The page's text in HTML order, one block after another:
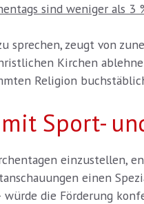
sind weniger als 3
sprechen, zeugt von
Kirchen
Religion
Sport-
einzustellen,
einen
die Förderung